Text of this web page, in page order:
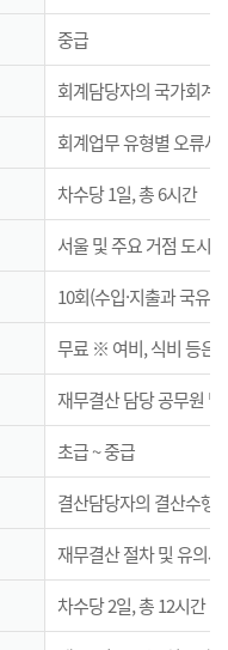
중급
회계담당자의 국가회계
회계업무 유형별 오류사
차수당 1일, 총 6시간
서울 및 주요 거점 도시
10회(수입·지출과 국유·
무료 ※ 여비, 식비 등은
재무결산 담당 공무원
초급 ~ 중급
결산담당자의 결산수행
재무결산 절차 및 유의사
차수당 2일, 총 12시간